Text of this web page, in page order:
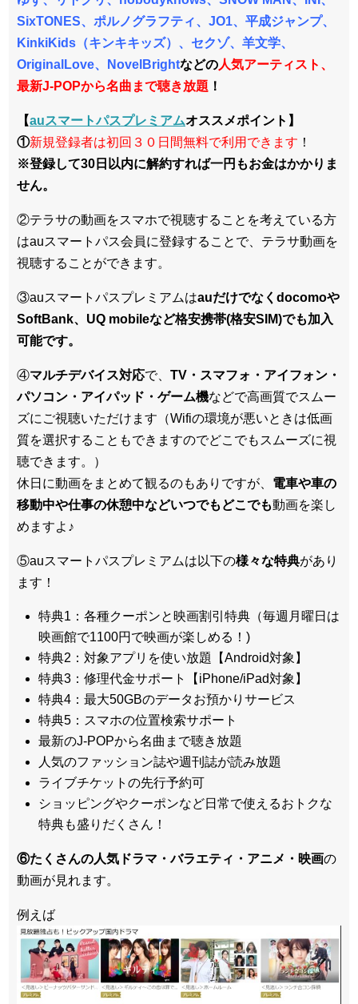
SixTONES、ポルノグラフティ、JO1、平成ジャンプ、
KinkiKids（キンキキッズ）、セクゾ、羊文学、
OriginalLove、NovelBrightなどの人気アーティスト、
最新J-POPから名曲まで聴き放題 ！
【auスマートパスプレミアムオススメポイント】
①新規登録者は初回３０日間無料で利用できます ！
※登録して30日以内に解約すれば一円もお金はかかりま
せん。
②テラサの動画をスマホで視聴することを考えている方
はauスマートパス会員に登録することで、テラサ動画を
視聴することができます。
③auスマートパスプレミアムはauだけでなくdocomoや
SoftBank、UQ mobileなど格安携帯(格安SIM)でも加入
可能です。
④マルチデバイス対応で、 TV・スマフォ・アイフォン・
パソコン・アイパッド・ゲーム機などで高画質でスムー
ズにご視聴いただけます（Wifiの環境が悪いときは低画
質を選択することもできますのでどこでもスムーズに視
聴できます。）
休日に動画をまとめて観るのもありですが、 電車や車の
移動中や仕事の休憩中などいつでもどこでも動画を楽し
めますよ♪
⑤auスマートパスプレミアムは以下の様々な特典があり
ます！
特典1：各種クーポンと映画割引特典（毎週月曜日は
映画館で1100円で映画が楽しめる！)
特典2：対象アプリを使い放題【Android対象】
特典3：修理代金サポート【iPhone/iPad対象】
特典4：最大50GBのデータお預かりサービス
特典5：スマホの位置検索サポート
最新のJ-POPから名曲まで聴き放題
人気のファッション誌や週刊誌が読み放題
ライブチケットの先行予約可
ショッピングやクーポンなど日常で使えるおトクな
特典も盛りだくさん！
⑥たくさんの人気ドラマ・バラエティ・アニメ・映画の
動画が見れます。
例えば